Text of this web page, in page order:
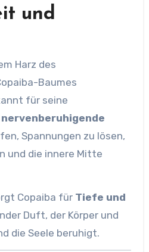
und
Harz des
Baumes
für seine
Spannungen zu lösen,
und die innere Mitte
Copaiba für Tiefe und
Duft, der Körper und
die Seele beruhigt.